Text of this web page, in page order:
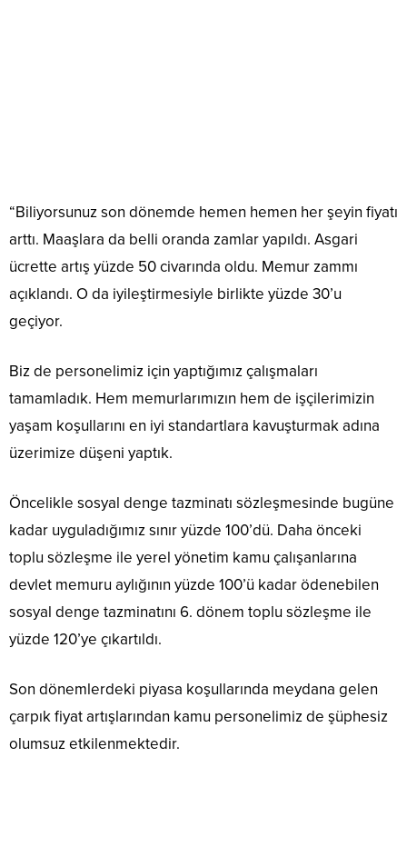
“Biliyorsunuz son dönemde hemen hemen her şeyin fiyatı
arttı. Maaşlara da belli oranda zamlar yapıldı. Asgari
ücrette artış yüzde 50 civarında oldu. Memur zammı
açıklandı. O da iyileştirmesiyle birlikte yüzde 30’u
geçiyor.
Biz de personelimiz için yaptığımız çalışmaları
tamamladık. Hem memurlarımızın hem de işçilerimizin
yaşam koşullarını en iyi standartlara kavuşturmak adına
üzerimize düşeni yaptık.
Öncelikle sosyal denge tazminatı sözleşmesinde bugüne
kadar uyguladığımız sınır yüzde 100’dü. Daha önceki
toplu sözleşme ile yerel yönetim kamu çalışanlarına
devlet memuru aylığının yüzde 100’ü kadar ödenebilen
sosyal denge tazminatını 6. dönem toplu sözleşme ile
yüzde 120’ye çıkartıldı.
Son dönemlerdeki piyasa koşullarında meydana gelen
çarpık fiyat artışlarından kamu personelimiz de şüphesiz
olumsuz etkilenmektedir.